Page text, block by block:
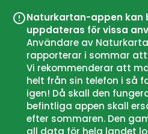
Naturkartan-appen kan
uppdateras för vissa
Användare av
rapporterar i sommar
Vi rekommenderar att
helt från sin telefon i så
igen! Då skall den
befintliga appen skall
efter sommaren. Den
all data för hela landet